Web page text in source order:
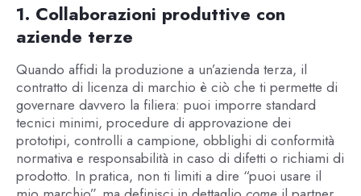
1. Collaborazioni produttive con
aziende terze
Quando affidi la produzione a un’azienda terza, il
contratto di licenza di marchio è ciò che ti permette di
governare davvero la filiera: puoi imporre standard
tecnici minimi, procedure di approvazione dei
prototipi, controlli a campione, obblighi di conformità
normativa e responsabilità in caso di difetti o richiami di
prodotto. In pratica, non ti limiti a dire “puoi usare il